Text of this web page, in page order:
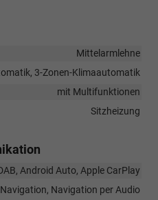
Mittelarmlehne
3-Zonen-Klimaautomatik
mit Multifunktionen
Sitzheizung
Android Auto, Apple CarPlay
Navigation, Navigation per Audio